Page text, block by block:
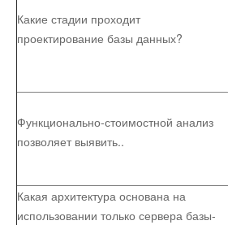
Какие стадии проходит
проектирование базы данных?
Функционально-стоимостной анализ
позволяет выявить..
Какая архитектура основана на
использовании только сервера базы-